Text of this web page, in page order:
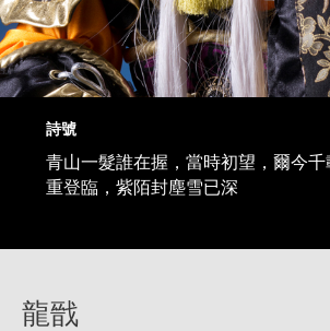
詩號
青山一髮誰在握，當時初望，爾今
重登臨，紫陌封塵雪已深
龍戩